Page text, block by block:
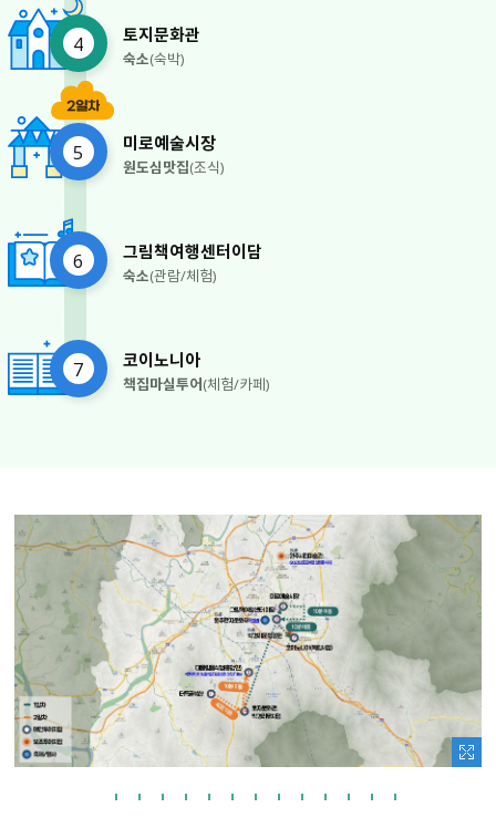
4 토지문화관
숙소(숙박)
5 미로예술시장
원도심맛집(조식)
6 그림책여행센터이담
숙소(관람/체험)
7 코이노니아
책집마실투어(체험/카페)